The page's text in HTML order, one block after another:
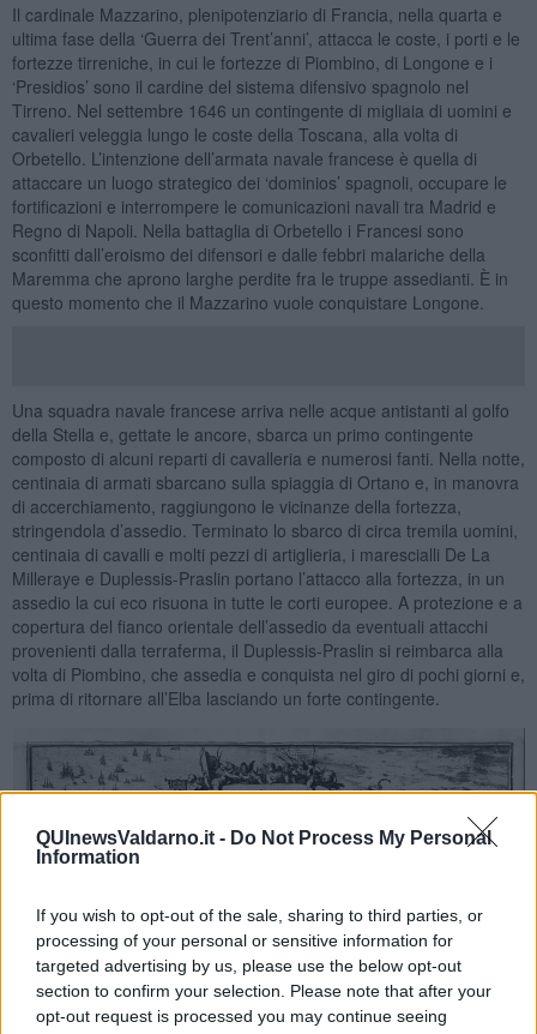
QUInewsValdarno.it - Do Not Process My Personal
Information
If you wish to opt-out of the sale, sharing to third parties, or
processing of your personal or sensitive information for
targeted advertising by us, please use the below opt-out
section to confirm your selection. Please note that after your
opt-out request is processed you may continue seeing
Il cardinale Mazzarino, plenipotenziario di Francia, nella quarta e
ultima fase della ‘Guerra dei Trent’anni’, attacca le coste, i porti e le
fortezze tirreniche, in cui le fortezze di Piombino, di Longone e i
‘Presidios’ sono il cardine del sistema difensivo spagnolo nel
Tirreno. Nel settembre 1646 un contingente di migliaia di uomini e
cavalieri veleggia lungo le coste della Toscana, alla volta di
Orbetello. L’intenzione dell’armata navale francese è quella di
attaccare un luogo strategico dei ‘dominios’ spagnoli, occupare le
fortificazioni e interrompere le comunicazioni navali tra Madrid e
Regno di Napoli. Nella battaglia di Orbetello i Francesi sono
sconfitti dall’eroismo dei difensori e dalle febbri malariche della
Maremma che aprono larghe perdite fra le truppe assedianti. È in
questo momento che il Mazzarino vuole conquistare Longone.
Una squadra navale francese arriva nelle acque antistanti al golfo
della Stella e, gettate le ancore, sbarca un primo contingente
composto di alcuni reparti di cavalleria e numerosi fanti. Nella notte,
centinaia di armati sbarcano sulla spiaggia di Ortano e, in manovra
di accerchiamento, raggiungono le vicinanze della fortezza,
stringendola d’assedio. Terminato lo sbarco di circa tremila uomini,
centinaia di cavalli e molti pezzi di artiglieria, i marescialli De La
Milleraye e Duplessis-Praslin portano l’attacco alla fortezza, in un
assedio la cui eco risuona in tutte le corti europee. A protezione e a
copertura del fianco orientale dell’assedio da eventuali attacchi
provenienti dalla terraferma, il Duplessis-Praslin si reimbarca alla
volta di Piombino, che assedia e conquista nel giro di pochi giorni e,
prima di ritornare all’Elba lasciando un forte contingente.